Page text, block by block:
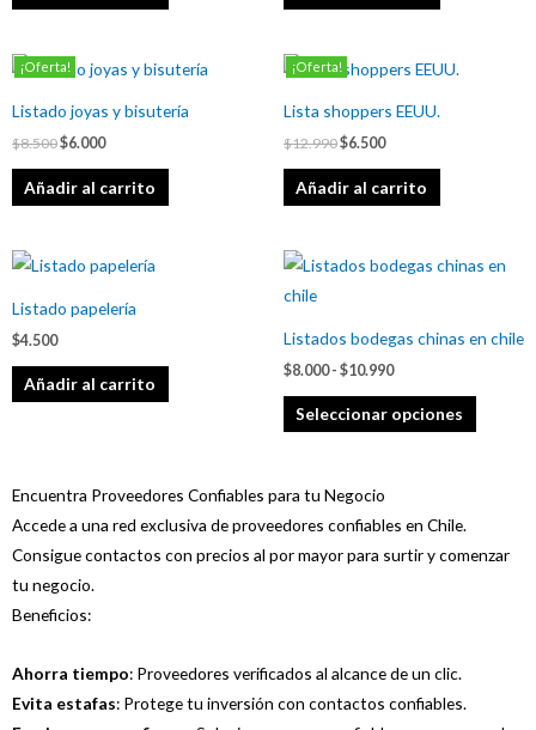
¡Oferta!
Listado joyas y bisutería
$8.500
El
precio
era:
$8.500.
$6.000
precio
es:
$6.000.
Añadir al carrito
¡Oferta!
Lista shoppers EEUU.
$12.990
El
precio
era:
$12.990.
$6.500
precio
es:
$6.500.
Añadir al carrito
Listado papelería
$4.500
Añadir al carrito
Listados bodegas chinas en chile
$8.000 - $10.990
Rango
de
$8.000
$10.990
Seleccionar opciones
Este
en
Encuentra Proveedores Confiables para tu Negocio
Accede a una red exclusiva de proveedores confiables en Chile.
Consigue contactos con precios al por mayor para surtir y comenzar
tu negocio.
Beneficios:
Ahorra tiempo: Proveedores verificados al alcance de un clic.
Evita estafas: Protege tu inversión con contactos confiables.